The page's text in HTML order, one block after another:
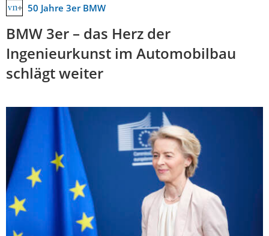
50 Jahre 3er BMW
BMW 3er – das Herz der
Ingenieurkunst im Automobilbau
schlägt weiter